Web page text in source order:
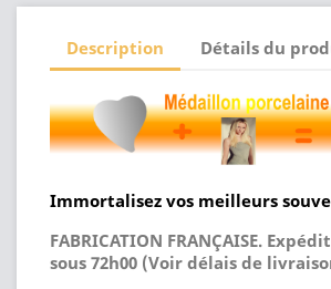
Description Détails du
Immortalisez vos meilleurs
FABRICATION FRANÇAISE.
sous 72h00 (Voir délais de